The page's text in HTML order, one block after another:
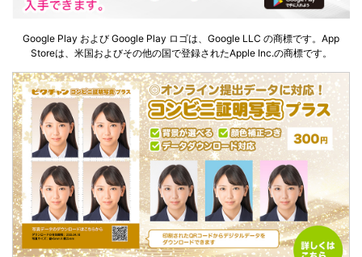
Google Play および Google Play ロゴは、Google LLC の商標です。App
Storeは、米国およびその他の国で登録されたApple Inc.の商標です。